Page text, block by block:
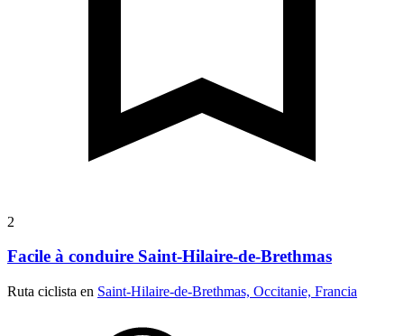
2
Facile à conduire Saint-Hilaire-de-Brethmas
Ruta ciclista en Saint-Hilaire-de-Brethmas, Occitanie, Francia